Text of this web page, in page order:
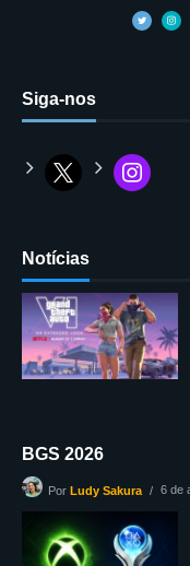
Siga-nos
Notícias
BGS 2026
Por Ludy Sakura 6 de